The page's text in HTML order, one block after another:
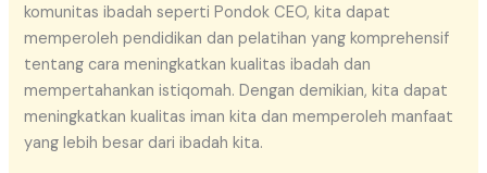
komunitas ibadah seperti Pondok CEO, kita dapat
memperoleh pendidikan dan pelatihan yang komprehensif
tentang cara meningkatkan kualitas ibadah dan
mempertahankan istiqomah. Dengan demikian, kita dapat
meningkatkan kualitas iman kita dan memperoleh manfaat
yang lebih besar dari ibadah kita.